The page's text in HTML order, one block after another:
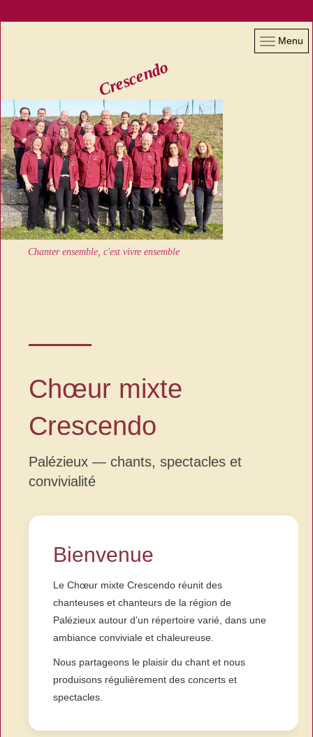
Menu
Crescendo
Chanter ensemble, c'est vivre ensemble
Chœur mixte
Crescendo
Palézieux — chants, spectacles et
convivialité
Bienvenue
Le Chœur mixte Crescendo réunit des
chanteuses et chanteurs de la région de
Palézieux autour d’un répertoire varié, dans une
ambiance conviviale et chaleureuse.
Nous partageons le plaisir du chant et nous
produisons régulièrement des concerts et
spectacles.